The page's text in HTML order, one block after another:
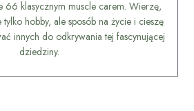
66 klasycznym muscle carem. Wierzę,
hobby, ale sposób na życie i cieszę
innych do odkrywania tej fascynującej
dziedziny.